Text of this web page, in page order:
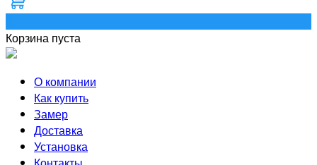
Корзина пуста
О компании
Как купить
Замер
Доставка
Установка